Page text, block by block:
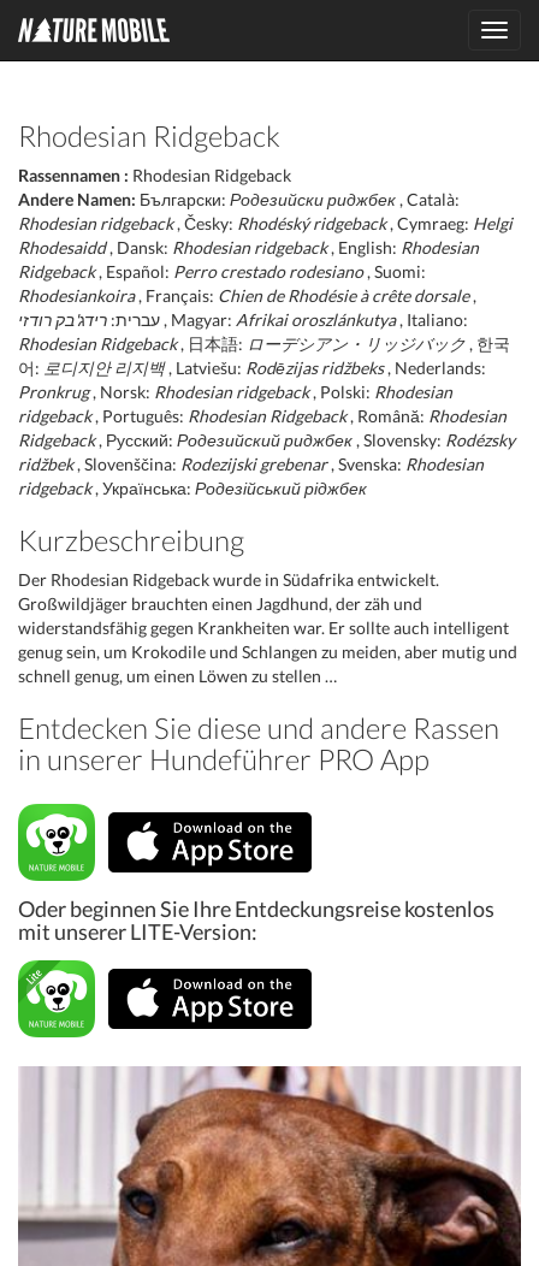
Rhodesian Ridgeback
Rassennamen : Rhodesian Ridgeback
Andere Namen: Български: Родезийски риджбек , Català:
Rhodesian ridgeback, Česky: Rhodéský ridgeback, Cymraeg: Helgi
Rhodesaidd, Dansk: Rhodesian ridgeback, English: Rhodesian
Ridgeback, Español: Perro crestado rodesiano, Suomi:
Rhodesiankoira, Français: Chien de Rhodésie à crête dorsale,
עברית: רידג'בק רודזי , Magyar: Afrikai oroszlánkutya, Italiano:
Rhodesian Ridgeback, 日本語: ローデシアン・リッジバック , 한국
어: 로디지안 리지백, Latviešu: Rodēzijas ridžbeks, Nederlands:
Pronkrug, Norsk: Rhodesian ridgeback, Polski: Rhodesian
ridgeback, Português: Rhodesian Ridgeback, Română: Rhodesian
Ridgeback, Русский: Родезийский риджбек , Slovensky: Rodézsky
ridžbek, Slovenščina: Rodezijski grebenar, Svenska: Rhodesian
ridgeback, Українська: Родезійський ріджбек
Kurzbeschreibung
Der Rhodesian Ridgeback wurde in Südafrika entwickelt.
Großwildjäger brauchten einen Jagdhund, der zäh und
widerstandsfähig gegen Krankheiten war. Er sollte auch intelligent
genug sein, um Krokodile und Schlangen zu meiden, aber mutig und
schnell genug, um einen Löwen zu stellen …
Entdecken Sie diese und andere Rassen
in unserer Hundeführer PRO App
Oder beginnen Sie Ihre Entdeckungsreise kostenlos
mit unserer LITE-Version: